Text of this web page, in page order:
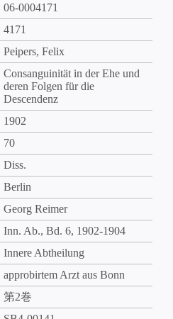
06-0004171
4171
Peipers, Felix
Consanguinität in der Ehe und
deren Folgen für die
Descendenz
1902
70
Diss.
Berlin
Georg Reimer
Inn. Ab., Bd. 6, 1902-1904
Innere Abtheilung
approbirtem Arzt aus Bonn
第2巻